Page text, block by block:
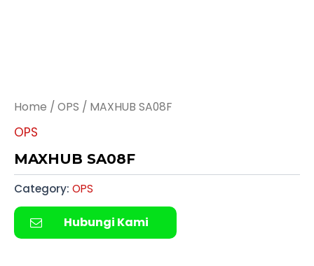
Home / OPS / MAXHUB SA08F
OPS
MAXHUB SA08F
Category: OPS
Hubungi Kami